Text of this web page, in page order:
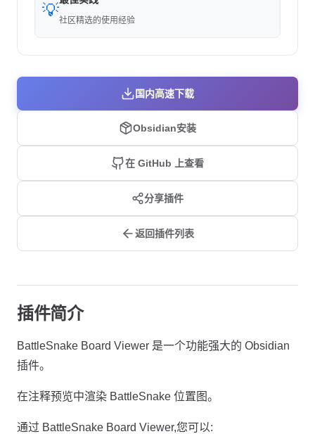
💡
社区精选的使用经验
国内高速下载
Obsidian安装
在 GitHub 上查看
分享插件
返回插件列表
插件简介
BattleSnake Board Viewer 是一个功能强大的 Obsidian
插件。
在注释预览中渲染 BattleSnake 位置图。
通过 BattleSnake Board Viewer,您可以: